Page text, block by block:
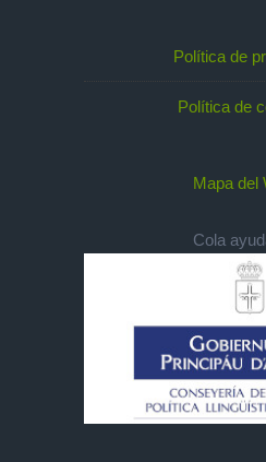
Política de
Política de
Mapa del
Cola